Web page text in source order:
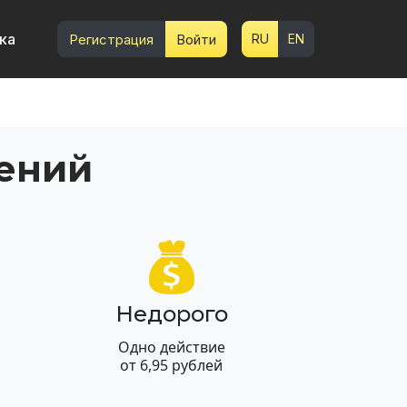
Регистрация Войти RU EN
Недорого
Одно действие
от 6,95 рублей